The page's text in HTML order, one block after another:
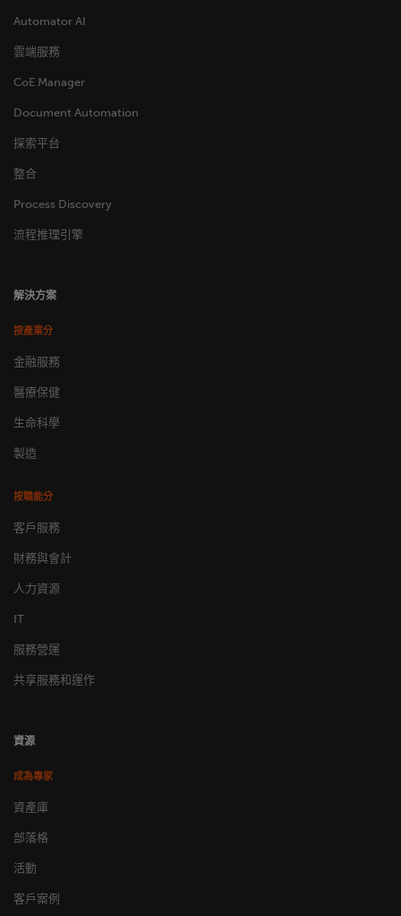
Automator AI
雲端服務
CoE Manager
Document Automation
探索平台
整合
Process Discovery
流程推理引擎
解決方案
按產業分
金融服務
醫療保健
生命科學
製造
按職能分
客戶服務
財務與會計
人力資源
IT
服務營運
共享服務和運作
資源
成為專家
資產庫
部落格
活動
客戶案例